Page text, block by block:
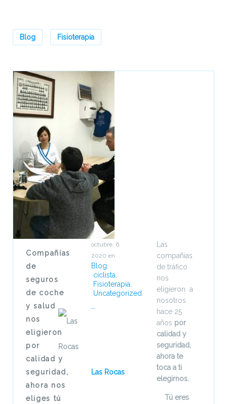
Blog Fisioterapia
Compañías
de
seguros
de coche
y salud
nos
eligieron
por
calidad y
seguridad,
ahora nos
eliges tú
octubre, 6,
2020 en
Blog,
ciclista,
Fisioterapia,
Uncategorized
Las Rocas
Las
compañías
de tráfico
nos
eligieron a
nosotros
hace 25
años por
calidad y
seguridad,
ahora te
toca a ti
elegirnos.
Tú eres